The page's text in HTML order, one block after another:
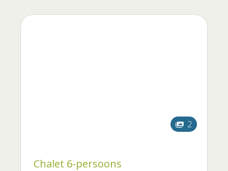
2
Chalet 6-persoons